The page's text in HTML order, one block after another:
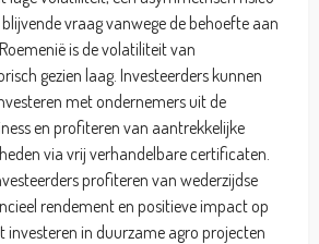
vraag vanwege de behoefte aan
is de volatiliteit van
gezien laag. Investeerders kunnen
met ondernemers uit de
en profiteren van aantrekkelijke
via vrij verhandelbare certificaten.
profiteren van wederzijdse
rendement en positieve impact op
investeren in duurzame agro projecten